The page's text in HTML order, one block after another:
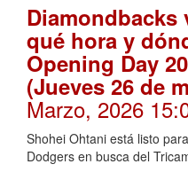
Diamondbacks
qué hora y
Opening Day
(Jueves 26 de
Marzo, 2026
Shohei Ohtani está listo
Dodgers en busca del